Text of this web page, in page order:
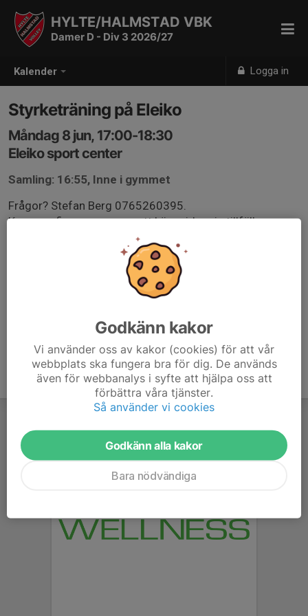
Kalender Logga in
HYLTE/HALMSTAD VBK
Damer D - Div 3 2026/27
Styrketräning på Eleiko
Måndag 8 jun, 17:00-18:30
Eleiko sport center
Samling: 16:55, Inne i gymmet
Frågor? Stefan Berg 0765260395.
Kommer finnas program att köra vid varje tillfälle.
Godkänn kakor
Vi använder oss av kakor (cookies) för att vår
webbplats ska fungera bra för dig. De används
även för webbanalys i syfte att hjälpa oss att
förbättra våra tjänster.
Så använder vi cookies
Godkänn alla kakor
Bara nödvändiga